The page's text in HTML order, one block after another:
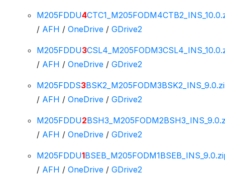
M205FDDU4
/ AFH / OneDrive/ GDrive2
M205FDDU3
/ AFH / OneDrive/ GDrive2
M205FDDS3
/ AFH / OneDrive/ GDrive2
M205FDDU2
/ AFH / OneDrive/ GDrive2
M205FDDU1
/ AFH / OneDrive/ GDrive2